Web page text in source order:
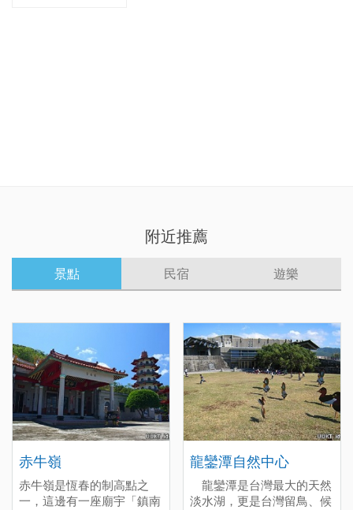
附近推薦
景點 民宿 遊樂
赤牛嶺
赤牛嶺是恆春的制高點之
一，這邊有一座廟宇「鎮南
龍鑾潭自然中心
龍鑾潭是台灣最大的天然
淡水湖，更是台灣留鳥、候